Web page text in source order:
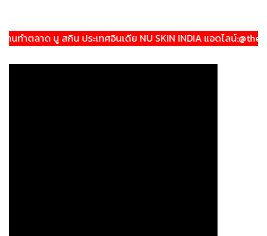
ตลาด นู สกิน ประเทศอินเดีย NU SKIN INDIA แอดไลน์